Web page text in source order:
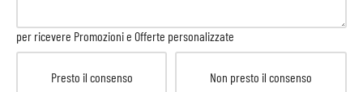
per ricevere Promozioni e Offerte personalizzate
Presto il consenso Non presto il consenso